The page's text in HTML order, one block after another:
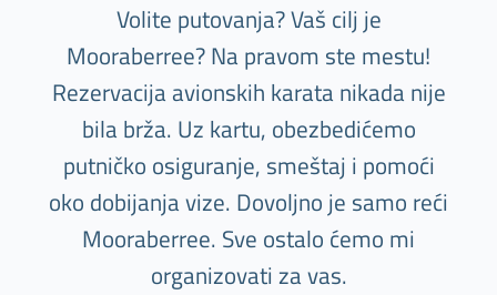
Volite putovanja? Vaš cilj je
Mooraberree? Na pravom ste mestu!
Rezervacija avionskih karata nikada nije
bila brža. Uz kartu, obezbedićemo
putničko osiguranje, smeštaj i pomoći
oko dobijanja vize. Dovoljno je samo reći
Mooraberree. Sve ostalo ćemo mi
organizovati za vas.